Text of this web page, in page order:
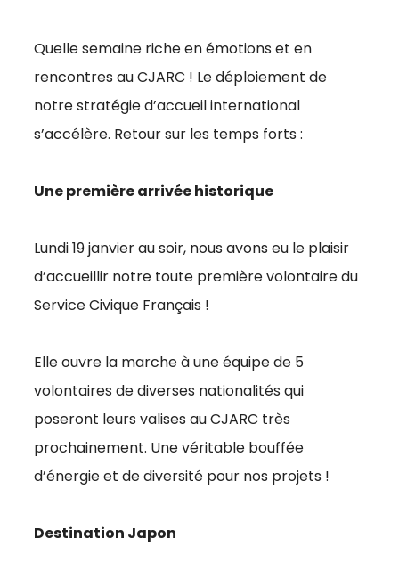
Quelle semaine riche en émotions et en
rencontres au CJARC ! Le déploiement de
notre stratégie d’accueil international
s’accélère. Retour sur les temps forts :
Une première arrivée historique
Lundi 19 janvier au soir, nous avons eu le plaisir
d’accueillir notre toute première volontaire du
Service Civique Français !
Elle ouvre la marche à une équipe de 5
volontaires de diverses nationalités qui
poseront leurs valises au CJARC très
prochainement. Une véritable bouffée
d’énergie et de diversité pour nos projets !
Destination Japon